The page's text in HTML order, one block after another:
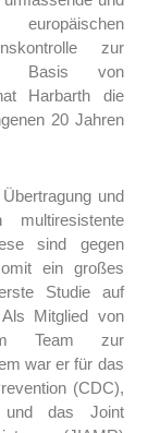
zur
Basis von
Harbarth die
20 Jahren
und
sind gegen
ein großes
Studie auf
Mitglied von
Team zur
war er für das
(CDC),
und das Joint